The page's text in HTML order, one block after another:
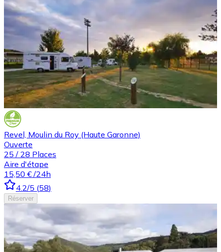
Revel, Moulin du Roy (Haute Garonne)
Ouverte
25 / 28 Places
Aire d'étape
15,50 € /24h
4.2/5 (58)
Réserver